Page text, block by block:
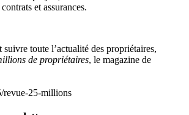
et assurances.
toute l’actualité des propriétaires,
de propriétaires, le magazine de
revue-25-millions